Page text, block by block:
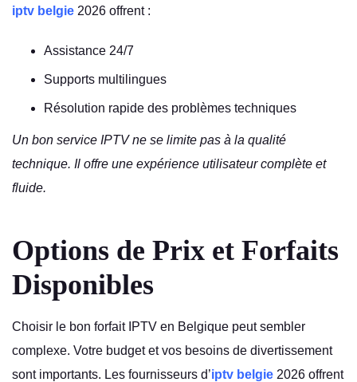
iptv belgie 2026 offrent :
Assistance 24/7
Supports multilingues
Résolution rapide des problèmes techniques
Un bon service IPTV ne se limite pas à la qualité
technique. Il offre une expérience utilisateur complète et
fluide.
Options de Prix et Forfaits
Disponibles
Choisir le bon forfait IPTV en Belgique peut sembler
complexe. Votre budget et vos besoins de divertissement
sont importants. Les fournisseurs d’iptv belgie 2026 offrent